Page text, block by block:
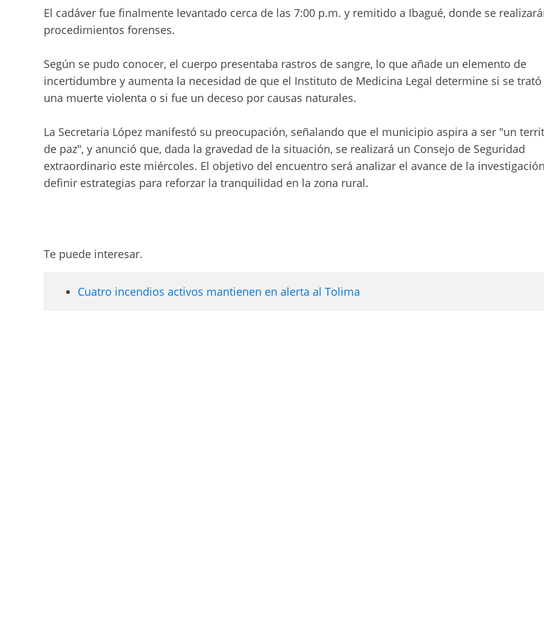
El cadáver fue finalmente levantado cerca de las 7:00 p.m. y remitido a Ibagué, donde se
procedimientos forenses.
Según se pudo conocer, el cuerpo presentaba rastros de sangre, lo que añade un elemento de
incertidumbre y aumenta la necesidad de que el Instituto de Medicina Legal determine si se trató
una muerte violenta o si fue un deceso por causas naturales.
La Secretaria López manifestó su preocupación, señalando que el municipio aspira a ser "un
de paz", y anunció que, dada la gravedad de la situación, se realizará un Consejo de Seguridad
extraordinario este miércoles. El objetivo del encuentro será analizar el avance de la
definir estrategias para reforzar la tranquilidad en la zona rural.
Te puede interesar.
Cuatro incendios activos mantienen en alerta al Tolima